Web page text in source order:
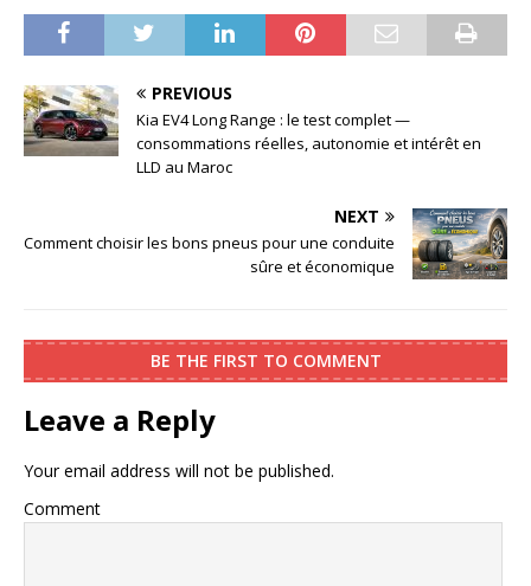
PREVIOUS
Kia EV4 Long Range : le test complet —
consommations réelles, autonomie et intérêt en
LLD au Maroc
NEXT
Comment choisir les bons pneus pour une conduite
sûre et économique
BE THE FIRST TO COMMENT
Leave a Reply
Your email address will not be published.
Comment